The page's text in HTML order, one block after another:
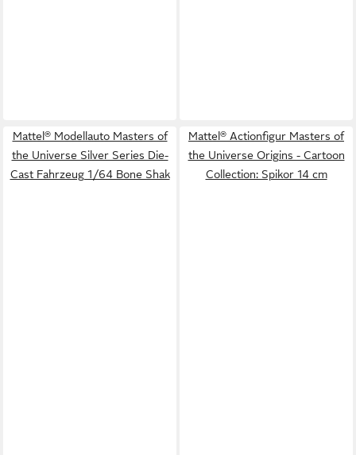
Mattel® Modellauto Masters of
the Universe Silver Series Die-
Cast Fahrzeug 1/64 Bone Shak
Mattel® Actionfigur Masters of
the Universe Origins - Cartoon
Collection: Spikor 14 cm